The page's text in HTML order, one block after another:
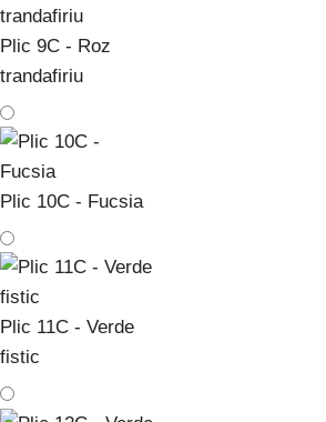
Plic 9C - Roz
trandafiriu
Plic 10C - Fucsia
Plic 11C - Verde
fistic